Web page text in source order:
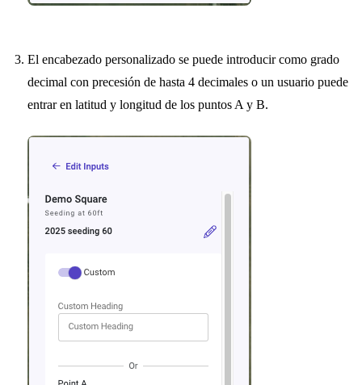
El encabezado personalizado se puede introducir como grado
decimal con precesión de hasta 4 decimales o un usuario puede
entrar en latitud y longitud de los puntos A y B.